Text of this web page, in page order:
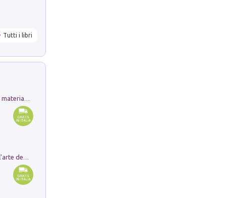
Tutti i libri
Ricerche dei dottorandi in storia dell'arte della Sapienza